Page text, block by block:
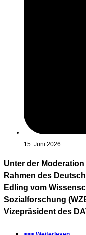
15. Juni 2026
Unter der
Rahmen des
Edling vom
Sozialforschung
Vizepräsident des